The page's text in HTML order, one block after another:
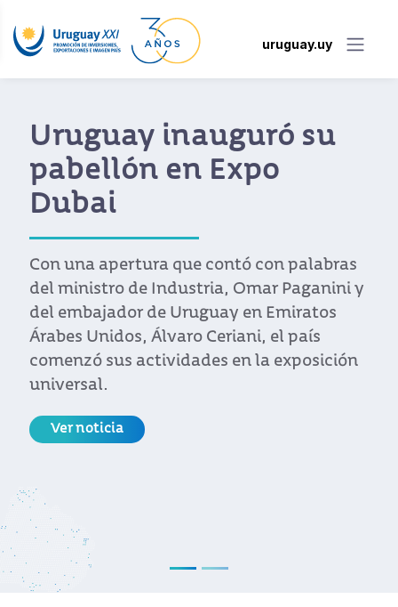
uruguay.uy
Uruguay inauguró su
pabellón en Expo
Dubai
Con una apertura que contó con palabras
del ministro de Industria, Omar Paganini y
del embajador de Uruguay en Emiratos
Árabes Unidos, Álvaro Ceriani, el país
comenzó sus actividades en la exposición
universal.
Ver noticia